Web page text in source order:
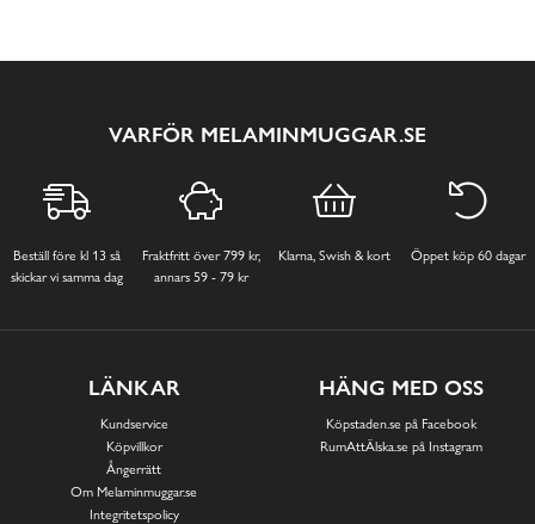
VARFÖR MELAMINMUGGAR.SE
Beställ före kl 13 så
skickar vi samma dag
Fraktfritt över 799 kr,
annars 59 - 79 kr
Klarna, Swish & kort Öppet köp 60 dagar
LÄNKAR
Kundservice
Köpvillkor
Ångerrätt
Om Melaminmuggar.se
Integritetspolicy
HÄNG MED OSS
Köpstaden.se på Facebook
RumAttÄlska.se på Instagram